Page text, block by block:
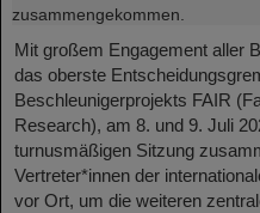
Mit großem Engagement aller
das oberste
Beschleunigerprojekts FAIR
Research), am 8. und 9. Juli
turnusmäßigen Sitzung
Vertreter*innen der
vor Ort, um die weiteren